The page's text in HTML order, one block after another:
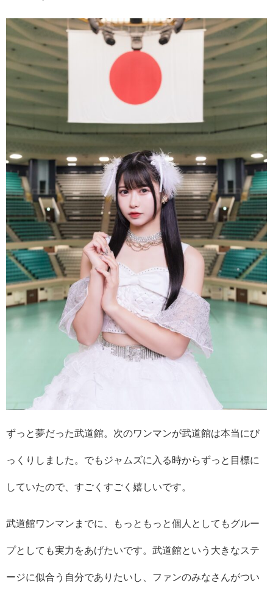
ずっと夢だった武道館。次のワンマンが武道館は本当にび
っくりしました。でもジャムズに入る時からずっと目標に
していたので、すごくすごく嬉しいです。
武道館ワンマンまでに、もっともっと個人としてもグルー
プとしても実力をあげたいです。武道館という大きなステ
ージに似合う自分でありたいし、ファンのみなさんがつい